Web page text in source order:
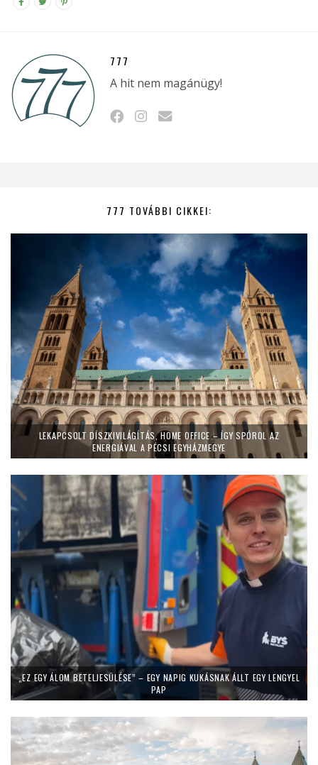
777
A hit nem magánügy!
777 TOVÁBBI CIKKEI:
LEKAPCSOLT DÍSZKIVILÁGÍTÁS, HOME OFFICE – ÍGY SPÓROL AZ
ENERGIÁVAL A PÉCSI EGYHÁZMEGYE
„EZ EGY ÁLOM BETELJESÜLÉSE” – EGY NAPIG KUKÁSNAK ÁLLT EGY LENGYEL
PAP